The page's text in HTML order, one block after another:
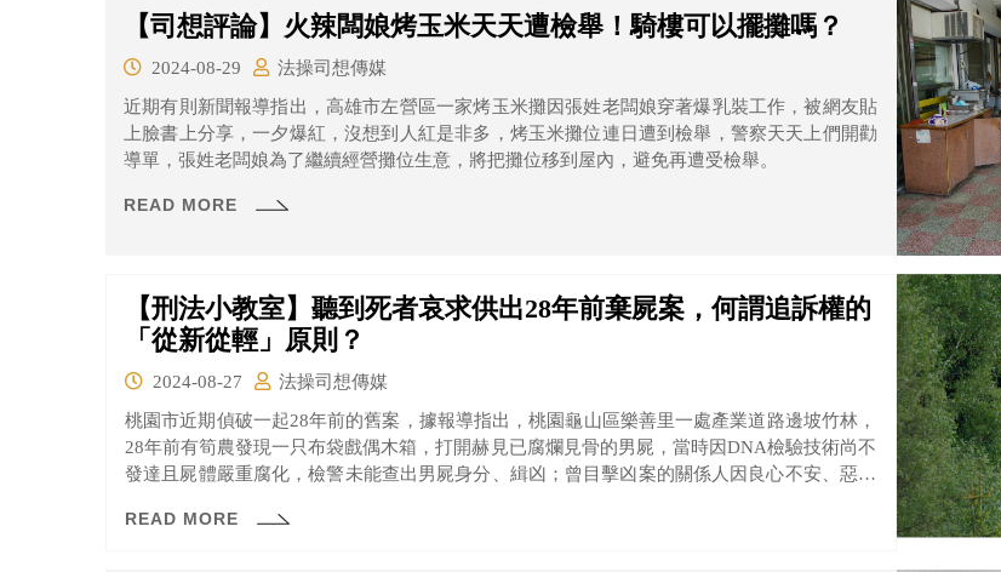
【司想評論】火辣闆娘烤玉米天天遭檢舉！騎樓可以擺攤嗎？
2024-08-29
法操司想傳媒
近期有則新聞報導指出，高雄市左營區一家烤玉米攤因張姓老闆娘穿著爆乳裝工作，被網友貼
上臉書上分享，一夕爆紅，沒想到人紅是非多，烤玉米攤位連日遭到檢舉，警察天天上們開勸
導單，張姓老闆娘為了繼續經營攤位生意，將把攤位移到屋內，避免再遭受檢舉。
READ MORE
【刑法小教室】聽到死者哀求供出28年前棄屍案，何謂追訴權的
「從新從輕」原則？
2024-08-27
法操司想傳媒
桃園市近期偵破一起28年前的舊案，據報導指出，桃園龜山區樂善里一處產業道路邊坡竹林，
28年前有筍農發現一只布袋戲偶木箱，打開赫見已腐爛見骨的男屍，當時因DNA檢驗技術尚不
發達且屍體嚴重腐化，檢警未能查出男屍身分、緝凶；曾目擊凶案的關係人因良心不安、惡夢
嫌，終於破案，而離奇的是，四嫌當中有三人陸續因病、輕生死亡，僅現年六十三歲的主嫌簡
READ MORE